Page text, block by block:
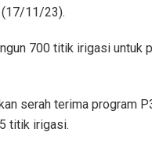
(17/11/23).
700 titik irigasi untuk
serah terima program
titik irigasi.